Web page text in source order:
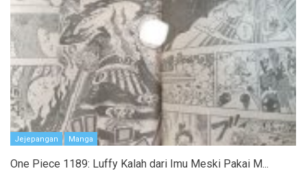
Jejepangan Manga
One Piece 1189: Luffy Kalah dari Imu Meski Pakai M...